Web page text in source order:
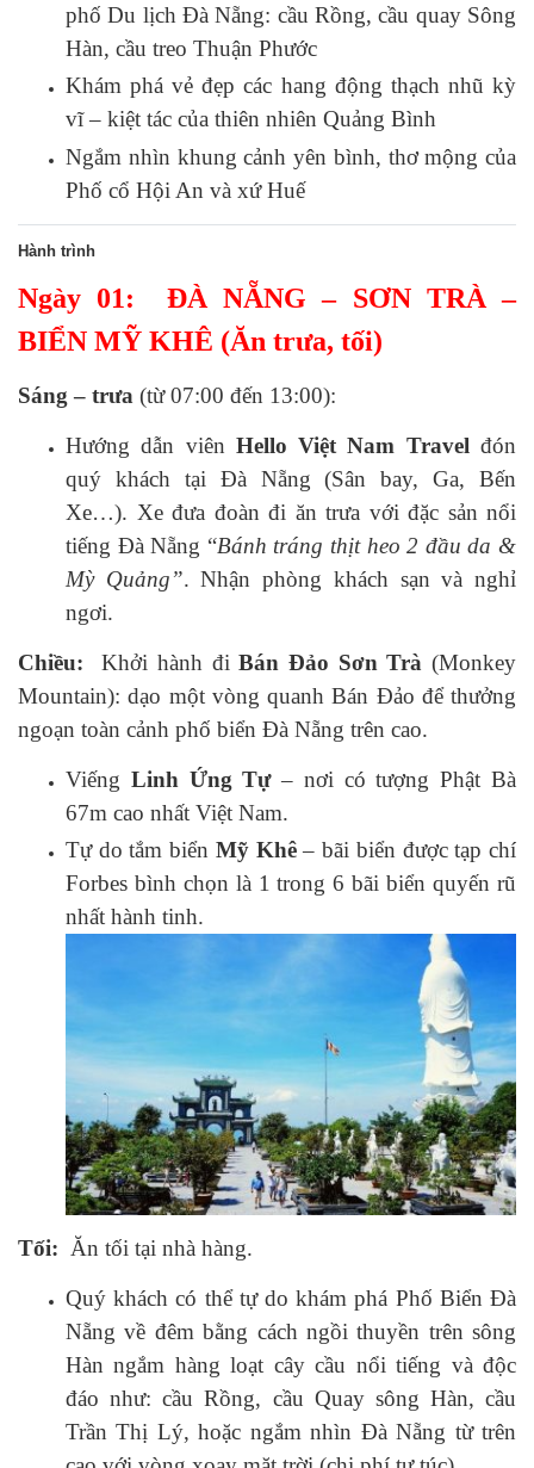
phố Du lịch Đà Nẵng: cầu Rồng, cầu quay Sông
Hàn, cầu treo Thuận Phước
Khám phá vẻ đẹp các hang động thạch nhũ kỳ
vĩ – kiệt tác của thiên nhiên Quảng Bình
Ngắm nhìn khung cảnh yên bình, thơ mộng của
Phố cổ Hội An và xứ Huế
Hành trình
Ngày 01: ĐÀ NẴNG – SƠN TRÀ –
BIỂN MỸ KHÊ (Ăn trưa, tối)
Sáng – trưa (từ 07:00 đến 13:00):
Hướng dẫn viên Hello Việt Nam Travel đón
quý khách tại Đà Nẵng (Sân bay, Ga, Bến
Xe…). Xe đưa đoàn đi ăn trưa với đặc sản nổi
tiếng Đà Nẵng “Bánh tráng thịt heo 2 đầu da &
Mỳ Quảng”. Nhận phòng khách sạn và nghỉ
ngơi.
Chiều:Khởi hành điBán Đảo Sơn Trà (Monkey
Mountain): dạo một vòng quanh Bán Đảo để thưởng
ngoạn toàn cảnh phố biển Đà Nẵng trên cao.
Viếng Linh Ứng Tự– nơi có tượng Phật Bà
67m cao nhất Việt Nam.
Tự do tắm biển Mỹ Khê– bãi biển được tạp chí
Forbes bình chọn là 1 trong 6 bãi biển quyến rũ
nhất hành tinh.
Tối: Ăn tối tại nhà hàng.
Quý khách có thể tự do khám phá Phố Biển Đà
Nẵng về đêm bằng cách ngồi thuyền trên sông
Hàn ngắm hàng loạt cây cầu nổi tiếng và độc
đáo như: cầu Rồng, cầu Quay sông Hàn, cầu
Trần Thị Lý, hoặc ngắm nhìn Đà Nẵng từ trên